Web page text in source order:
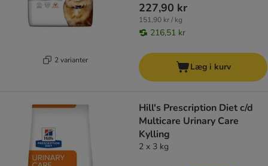
2 varianter
227,90 kr
151,90 kr / kg
216,51 kr
Læg i kurv
Hill's Prescription Diet c/d
Multicare Urinary Care
Kylling
2 x 3 kg